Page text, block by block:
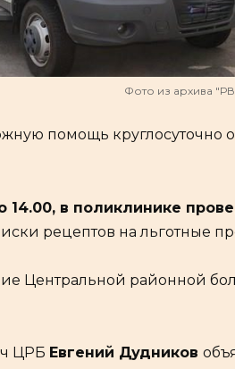
Фото из архива
помощь
14.00, в поликлинике
рецептов на льготные
Центральной районной
ЦРБ Евгений Дудников